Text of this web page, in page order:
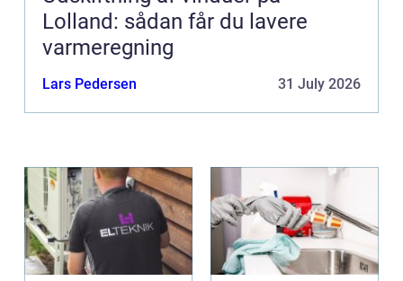
Lolland: sådan får du lavere
varmeregning
Lars Pedersen 31 July 2026